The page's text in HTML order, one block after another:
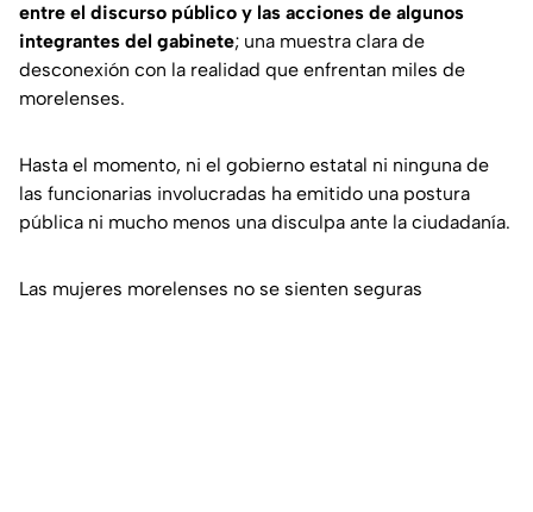
entre el discurso público y las acciones de algunos
integrantes del gabinete; una muestra clara de
desconexión con la realidad que enfrentan miles de
morelenses.
Hasta el momento, ni el gobierno estatal ni ninguna de
las funcionarias involucradas ha emitido una postura
pública ni mucho menos una disculpa ante la ciudadanía.
Las mujeres morelenses no se sienten seguras